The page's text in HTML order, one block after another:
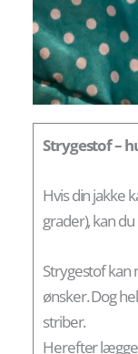
Strygestof –
Hvis din jakke
grader), kan
Strygestof kan
ønsker. Dog
striber.
Herefter